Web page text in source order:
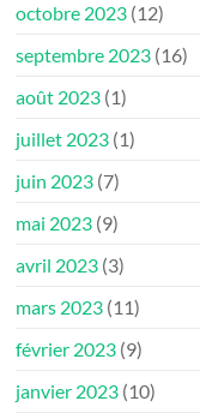
octobre 2023 (12)
septembre 2023 (16)
août 2023 (1)
juillet 2023 (1)
juin 2023 (7)
mai 2023 (9)
avril 2023 (3)
mars 2023 (11)
février 2023 (9)
janvier 2023 (10)